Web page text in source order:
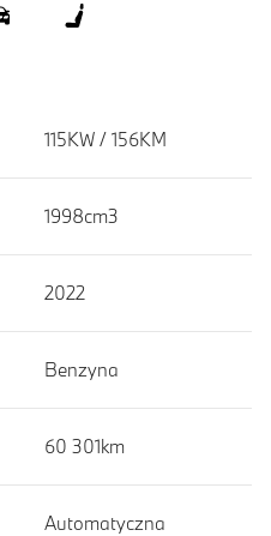
360 ° Wygląd zewnętrzny
115KW / 156KM
1998cm3
2022
Benzyna
60 301km
Automatyczna